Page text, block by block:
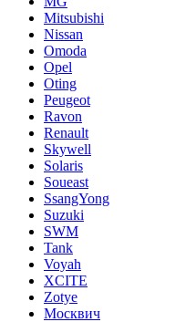
Mitsubishi
Nissan
Omoda
Opel
Oting
Peugeot
Ravon
Renault
Skywell
Solaris
Soueast
SsangYong
Suzuki
SWM
Tank
Voyah
XCITE
Zotye
Москвич